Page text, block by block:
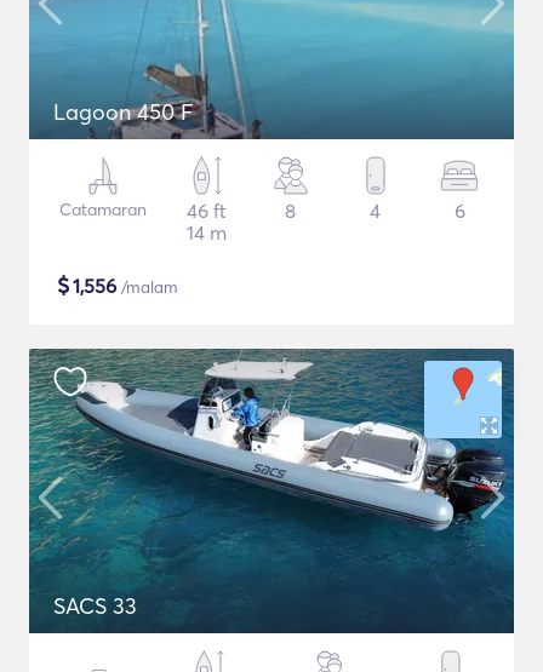
Lagoon 450 F
Catamaran
46 ft
14 m
8 4 6
$1,556 /malam
SACS 33